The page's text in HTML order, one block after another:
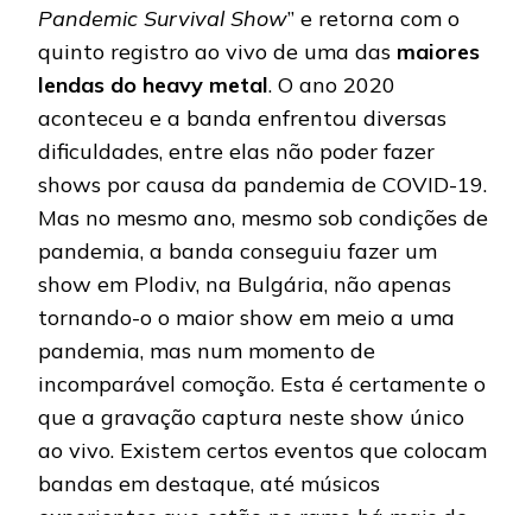
Pandemic Survival Show” e retorna com o
quinto registro ao vivo de uma das maiores
lendas do heavy metal. O ano 2020
aconteceu e a banda enfrentou diversas
dificuldades, entre elas não poder fazer
shows por causa da pandemia de COVID-19.
Mas no mesmo ano, mesmo sob condições de
pandemia, a banda conseguiu fazer um
show em Plodiv, na Bulgária, não apenas
tornando-o o maior show em meio a uma
pandemia, mas num momento de
incomparável comoção. Esta é certamente o
que a gravação captura neste show único
ao vivo. Existem certos eventos que colocam
bandas em destaque, até músicos